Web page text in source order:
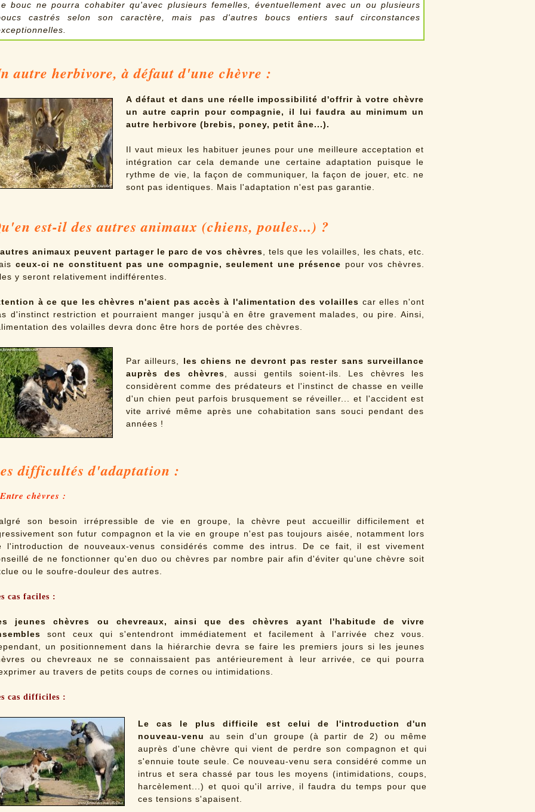
bouc ne pourra cohabiter qu'avec plusieurs femelles, éventuellement avec un ou plusieurs
castrés selon son caractère, mais pas d'autres boucs entiers sauf circonstances
autre herbivore, à défaut d'une chèvre :
A défaut et dans une réelle impossibilité d'offrir à votre chèvre
un autre caprin pour compagnie, il lui faudra au minimum un
autre herbivore (brebis, poney, petit âne...).
Il vaut mieux les habituer jeunes pour une meilleure acceptation et
intégration car cela demande une certaine adaptation puisque le
rythme de vie, la façon de communiquer, la façon de jouer, etc. ne
sont pas identiques. Mais l'adaptation n'est pas garantie.
est-il des autres animaux (chiens, poules...) ?
animaux peuvent partager le parc de vos chèvres , tels que les volailles, les chats, etc.
ceux-ci ne constituent pas une compagnie, seulement une présence pour vos chèvres.
y seront relativement indifférentes.
à ce que les chèvres n'aient pas accès à l'alimentation des volailles car elles n'ont
d'instinct restriction et pourraient manger jusqu'à en être gravement malades, ou pire. Ainsi,
des volailles devra donc être hors de portée des chèvres.
Par ailleurs, les chiens ne devront pas rester sans surveillance
auprès des chèvres , aussi gentils soient-ils. Les chèvres les
considèrent comme des prédateurs et l'instinct de chasse en veille
d'un chien peut parfois brusquement se réveiller... et l'accident est
vite arrivé même après une cohabitation sans souci pendant des
années !
difficultés d'adaptation :
chèvres :
son besoin irrépressible de vie en groupe, la chèvre peut accueillir difficilement et
son futur compagnon et la vie en groupe n'est pas toujours aisée, notamment lors
l'introduction de nouveaux-venus considérés comme des intrus. De ce fait, il est vivement
de ne fonctionner qu'en duo ou chèvres par nombre pair afin d'éviter qu'une chèvre soit
ou le soufre-douleur des autres.
cas faciles :
jeunes chèvres ou chevreaux, ainsi que des chèvres ayant l'habitude de vivre
sont ceux qui s'entendront immédiatement et facilement à l'arrivée chez vous.
un positionnement dans la hiérarchie devra se faire les premiers jours si les jeunes
ou chevreaux ne se connaissaient pas antérieurement à leur arrivée, ce qui pourra
au travers de petits coups de cornes ou intimidations.
cas difficiles :
Le cas le plus difficile est celui de l'introduction d'un
nouveau-venu
au sein d'un groupe (à partir de 2) ou même
auprès d'une chèvre qui vient de perdre son compagnon et qui
s'ennuie toute seule. Ce nouveau-venu sera considéré comme un
intrus et sera chassé par tous les moyens (intimidations, coups,
harcèlement...) et quoi qu'il arrive, il faudra du temps pour que
ces tensions s'apaisent.